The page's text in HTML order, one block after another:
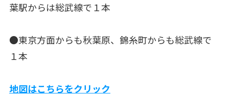
葉駅からは総武線で１本
●東京方面からも秋葉原、錦糸町からも総武線で
１本
地図はこちらをクリック